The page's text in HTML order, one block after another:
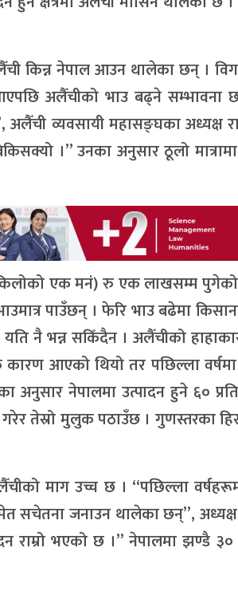
किन्न नेपाल आउन थालेका छन् ।
अलैँचीको भाउ बढ्ने सम्भावना
व्यवसायी महासङ्घका अध्यक्ष
।” उनका अनुसार ठूलो
एक मनं) रु एक लाखसम्म
पाउँछन् । फेरि भाउ बढेमा
नै भन्न सकिँदैन । अलैँचीको
आएको थियो तर पछिल्ला
अनुसार नेपालमा उत्पादन हुने ६०
गरेर तेस्रो मुलुक पठाउँछ । गुणस्तरका
माग उच्च छ । “पछिल्ला
सचेतना जनाउन थालेका छन्”,
राम्रो भएको छ ।” नेपालमा झण्डै